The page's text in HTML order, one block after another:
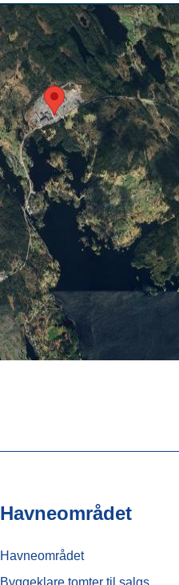
Havneområdet
Havneområdet
Byggeklare tomter til salgs